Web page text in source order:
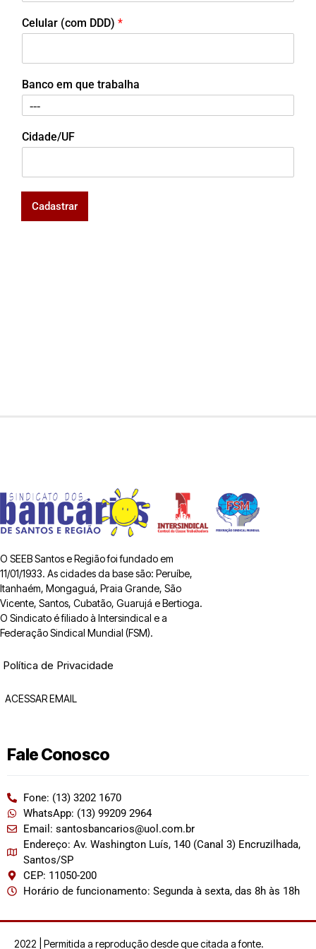
Celular (com DDD) *
Banco em que trabalha
Cidade/UF
Cadastrar
O SEEB Santos e Região foi fundado em
11/01/1933. As cidades da base são: Peruíbe,
Itanhaém, Mongaguá, Praia Grande, São
Vicente, Santos, Cubatão, Guarujá e Bertioga.
O Sindicato é filiado à Intersindical e a
Federação Sindical Mundial (FSM).
Política de Privacidade
ACESSAR EMAIL
Fale Conosco
Fone: (13) 3202 1670
WhatsApp: (13) 99209 2964
Email: santosbancarios@uol.com.br
Endereço: Av. Washington Luís, 140 (Canal 3) Encruzilhada,
Santos/SP
CEP: 11050-200
Horário de funcionamento: Segunda à sexta, das 8h às 18h
2022 | Permitida a reprodução desde que citada a fonte.